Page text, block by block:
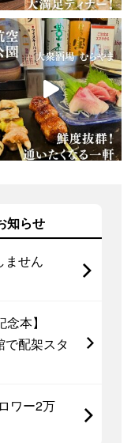
知らせ
ません
本】
で配架スタ
ワー2万